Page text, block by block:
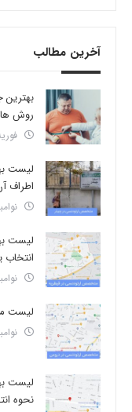
آخرین مطالب
روش
فوریه 22,
لیست
اطراف
نوامبر 6,
لیست
نوامبر 4,
لیست
نوامبر 3,
لیست
نحوه